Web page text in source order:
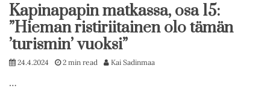
Kapinapapin matkassa, osa 15:
”Hieman ristiriitainen olo tämän
’turismin’ vuoksi”
24.4.2024 2 min read Kai Sadinmaa
…